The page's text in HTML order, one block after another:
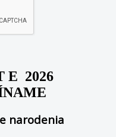
E 2026
narodenia